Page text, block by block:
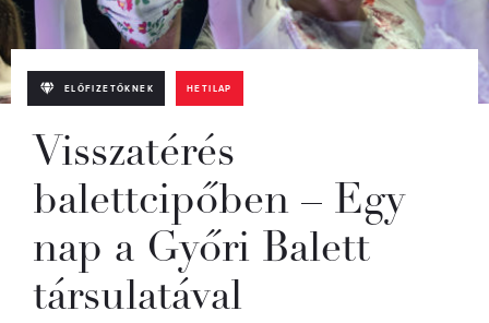
ELŐFIZETŐKNEK HETILAP
Visszatérés
balettcipőben – Egy
nap a Győri Balett
társulatával